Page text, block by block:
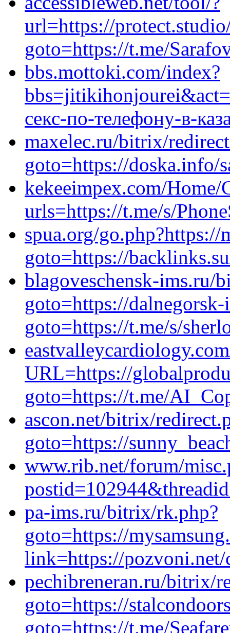
url=https://
goto=https://t.me/
bbs.mottoki.com/index?
секс-по-телефону-в-
maxelec.ru/bitrix/
goto=https://doska.info/
kekeeimpex.com/Home/
urls=https://t.me/s/
spua.org/
goto=https://
blagoveschensk-ims.ru/
goto=https://
goto=https://t.me/s/
URL=https://
goto=https://t.me/
ascon.net/bitrix/
goto=https://
www.rib.net/forum/
pa-ims.ru/bitrix/rk.php?
goto=https://
link=https://pozvoni.net/
pechibreneran.ru/bitrix/
goto=https://
goto=https://t.me/